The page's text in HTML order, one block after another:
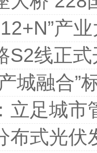
产
S2线正
城融合”
立足城市
布式光伏